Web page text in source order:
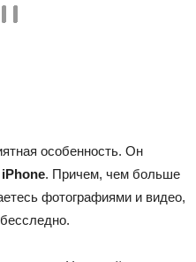
особенность. Он
. Причем, чем больше
фотографиями и видео,